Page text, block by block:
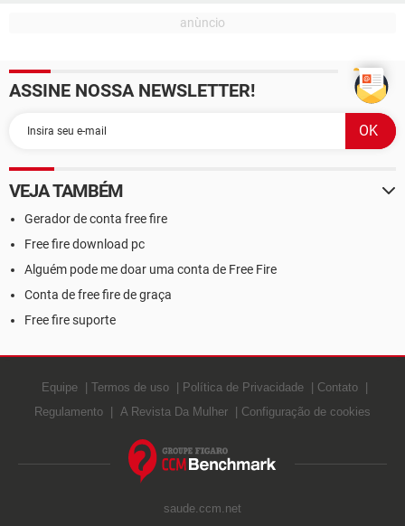
ASSINE NOSSA NEWSLETTER!
VEJA TAMBÉM
Gerador de conta free fire
Free fire download pc
Alguém pode me doar uma conta de Free Fire
Conta de free fire de graça
Free fire suporte
Equipe Termos de uso Política de Privacidade
Contato
Regulamento
A Revista Da Mulher Configuração de cookies
saude.ccm.net